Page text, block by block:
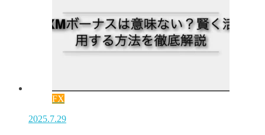
FX
2025.7.29